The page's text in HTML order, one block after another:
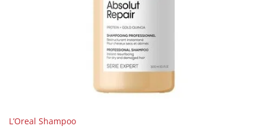
L’Oreal Shampoo